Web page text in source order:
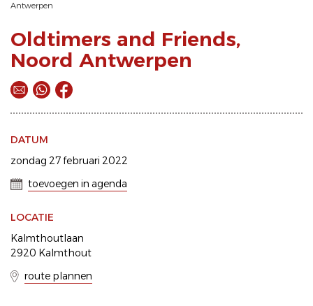
Antwerpen
Oldtimers and Friends,
Noord Antwerpen
DATUM
zondag 27 februari 2022
toevoegen in agenda
LOCATIE
Kalmthoutlaan
2920 Kalmthout
route plannen